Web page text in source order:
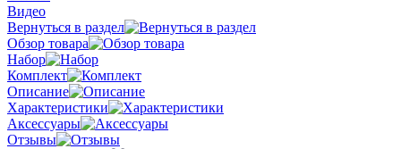
Видео
Вернуться в раздел
Обзор товара
Набор
Комплект
Описание
Характеристики
Аксессуары
Отзывы